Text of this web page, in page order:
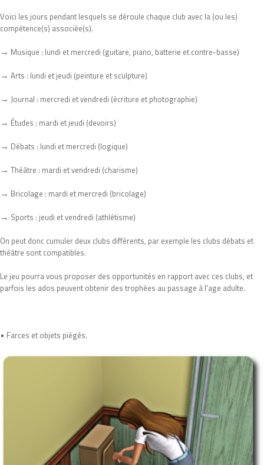
Voici les jours pendant lesquels se déroule chaque club avec la (ou les)
compétence(s) associée(s).
→ Musique : lundi et mercredi (guitare, piano, batterie et contre-basse)
→ Arts : lundi et jeudi (peinture et sculpture)
→ Journal : mercredi et vendredi (écriture et photographie)
→ Études : mardi et jeudi (devoirs)
→ Débats : lundi et mercredi (logique)
→ Théâtre : mardi et vendredi (charisme)
→ Bricolage : mardi et mercredi (bricolage)
→ Sports : jeudi et vendredi (athlétisme)
On peut donc cumuler deux clubs différents, par exemple les clubs débats et
théâtre sont compatibles.
Le jeu pourra vous proposer des opportunités en rapport avec ces clubs, et
parfois les ados peuvent obtenir des trophées au passage à l'age adulte.
• Farces et objets piégés.